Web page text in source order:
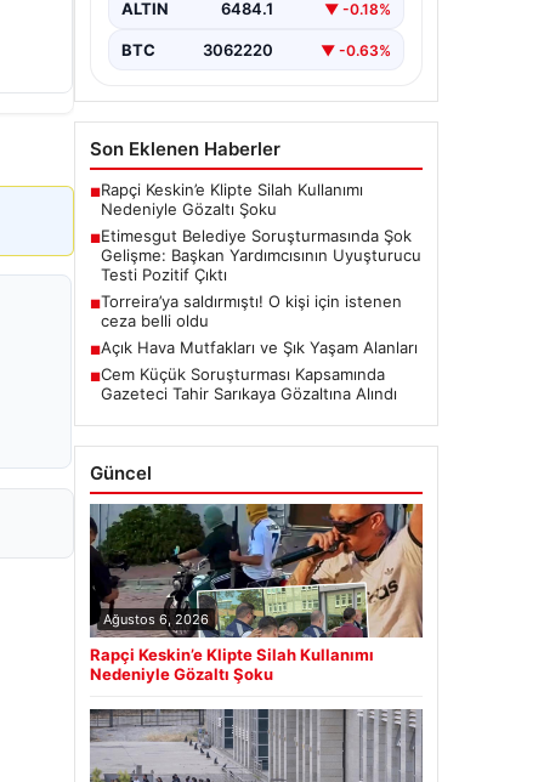
kapsamlı soruşturma, yeni ve çarpıcı
Başkan Yardımcısı…
ALTIN 6484.1 ▼ -0.18%
BTC 3062220 ▼ -0.63%
Son Eklenen Haberler
■Rapçi Keskin’e Klipte Silah Kullanımı
Nedeniyle Gözaltı Şoku
■Etimesgut Belediye Soruşturmasında Şok
Gelişme: Başkan Yardımcısının Uyuşturucu
Testi Pozitif Çıktı
■Torreira’ya saldırmıştı! O kişi için istenen
ceza belli oldu
■Açık Hava Mutfakları ve Şık Yaşam Alanları
■Cem Küçük Soruşturması Kapsamında
Gazeteci Tahir Sarıkaya Gözaltına Alındı
Güncel
Ağustos 6, 2026
Rapçi Keskin’e Klipte Silah Kullanımı
Nedeniyle Gözaltı Şoku